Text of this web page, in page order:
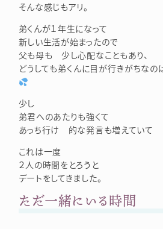
そんな感じもアリ。
弟くんが１年生になって
新しい生活が始まったので
父も母も 少し心配なこともあり、
どうしても弟くんに目が行きがちな
少し
弟君へのあたりも強くて
あっち行け 的な発言も増えていて
これは一度
２人の時間をとろうと
デートをしてきました。
ただ一緒にいる時間